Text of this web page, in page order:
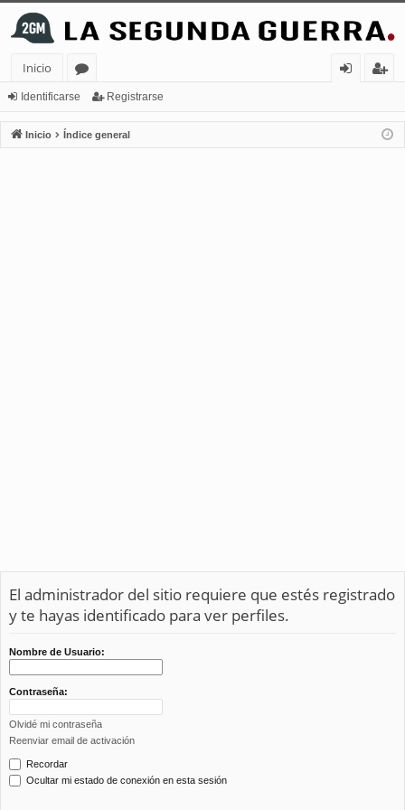
Inicio
or
os
nt
ifi
ist
ra
Identificarse Registrarse
Inicio Índice general
El administrador del sitio requiere que estés registrado
y te hayas identificado para ver perfiles.
Nombre de Usuario:
Contraseña:
Olvidé mi contraseña
Reenviar email de activación
Recordar
Ocultar mi estado de conexión en esta sesión